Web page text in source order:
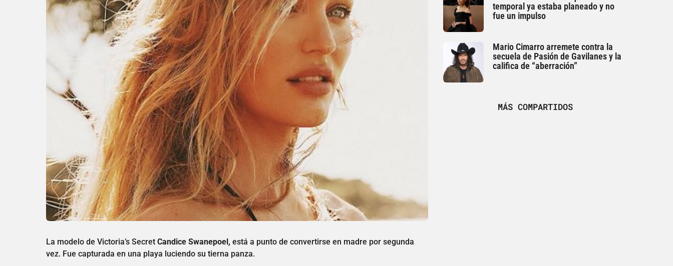
La modelo de Victoria’s Secret Candice Swanepoel, está a punto de convertirse en madre por segunda
vez. Fue capturada en una playa luciendo su tierna panza.
temporal ya estaba planeado y no
fue un impulso
Mario Cimarro arremete contra la
secuela de Pasión de Gavilanes y la
califica de “aberración”
MÁS COMPARTIDOS